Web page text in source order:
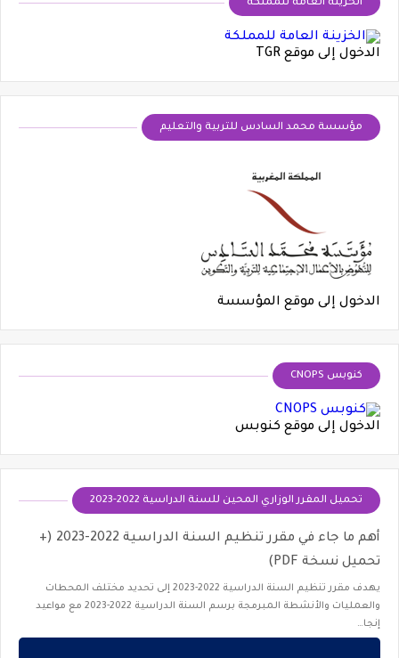
الخزينة العامة للمملكة
الدخول إلى موقع TGR
مؤسسة محمد السادس للتربية والتعليم
الدخول إلى موقع المؤسسة
كنوبس CNOPS
الدخول إلى موقع كنوبس
تحميل المقرر الوزاري المحين للسنة الدراسية 2022-2023
أهم ما جاء في مقرر تنظيم السنة الدراسية 2022-2023 (+
تحميل نسخة PDF)
يهدف مقرر تنظيم السنة الدراسية 2022-2023 إلى تحديد مختلف المحطات
والعمليات والأنشطة المبرمجة برسم السنة الدراسية 2022-2023 مع مواعيد
إنجا…